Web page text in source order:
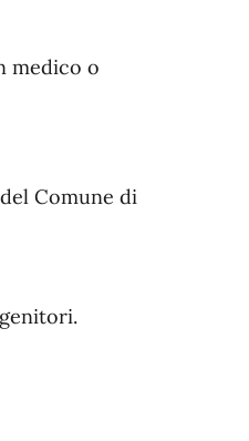
medico o
Comune di